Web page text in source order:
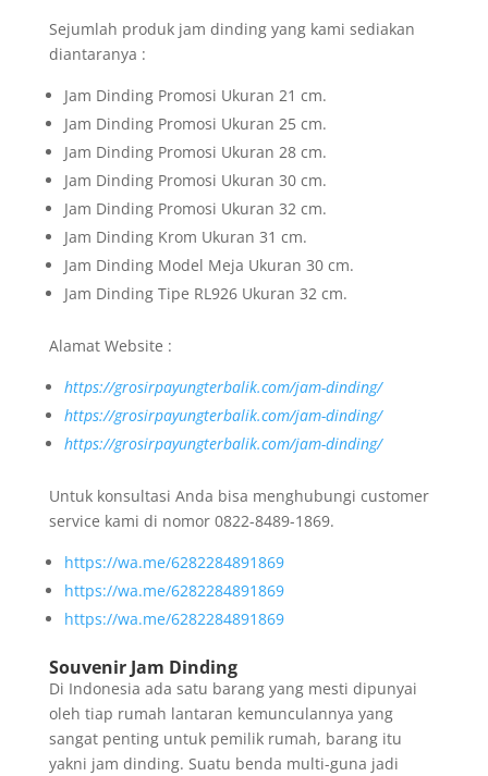
Sejumlah produk jam dinding yang kami sediakan
diantaranya :
Jam Dinding Promosi Ukuran 21 cm.
Jam Dinding Promosi Ukuran 25 cm.
Jam Dinding Promosi Ukuran 28 cm.
Jam Dinding Promosi Ukuran 30 cm.
Jam Dinding Promosi Ukuran 32 cm.
Jam Dinding Krom Ukuran 31 cm.
Jam Dinding Model Meja Ukuran 30 cm.
Jam Dinding Tipe RL926 Ukuran 32 cm.
Alamat Website :
https://grosirpayungterbalik.com/jam-dinding/
https://grosirpayungterbalik.com/jam-dinding/
https://grosirpayungterbalik.com/jam-dinding/
Untuk konsultasi Anda bisa menghubungi customer
service kami di nomor 0822-8489-1869.
https://wa.me/6282284891869
https://wa.me/6282284891869
https://wa.me/6282284891869
Souvenir Jam Dinding
Di Indonesia ada satu barang yang mesti dipunyai
oleh tiap rumah lantaran kemunculannya yang
sangat penting untuk pemilik rumah, barang itu
yakni jam dinding. Suatu benda multi-guna jadi